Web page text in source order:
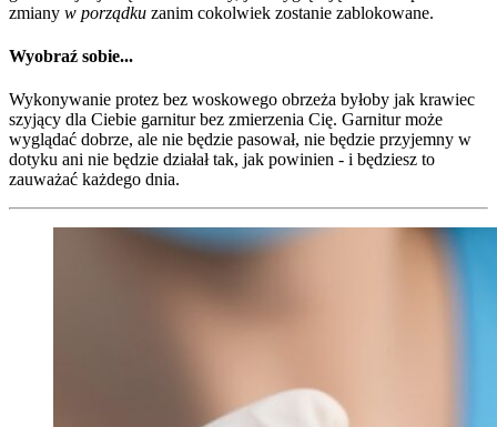
zmiany w porządku zanim cokolwiek zostanie zablokowane.
Wyobraź sobie...
Wykonywanie protez bez woskowego obrzeża byłoby jak krawiec
szyjący dla Ciebie garnitur bez zmierzenia Cię. Garnitur może
wyglądać dobrze, ale nie będzie pasował, nie będzie przyjemny w
dotyku ani nie będzie działał tak, jak powinien - i będziesz to
zauważać każdego dnia.